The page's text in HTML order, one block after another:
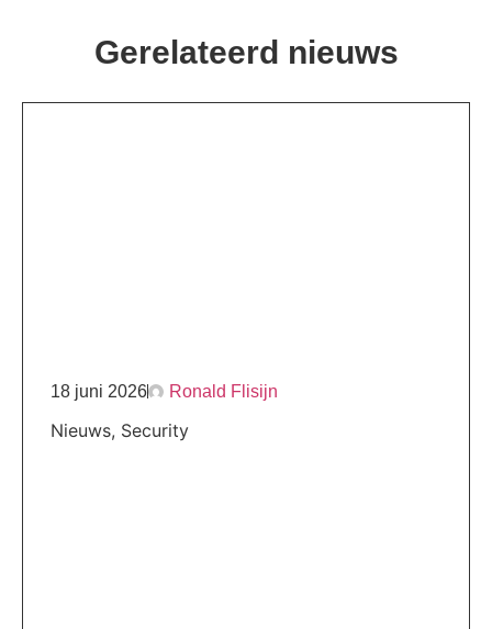
Gerelateerd nieuws
18 juni 2026 Ronald Flisijn
Nieuws, Security